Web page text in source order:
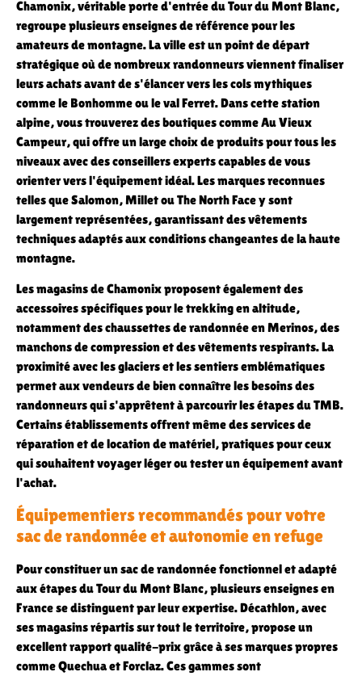
Chamonix, véritable porte d'entrée du Tour du Mont Blanc,
regroupe plusieurs enseignes de référence pour les
amateurs de montagne. La ville est un point de départ
stratégique où de nombreux randonneurs viennent finaliser
leurs achats avant de s'élancer vers les cols mythiques
comme le Bonhomme ou le val Ferret. Dans cette station
alpine, vous trouverez des boutiques comme Au Vieux
Campeur, qui offre un large choix de produits pour tous les
niveaux avec des conseillers experts capables de vous
orienter vers l'équipement idéal. Les marques reconnues
telles que Salomon, Millet ou The North Face y sont
largement représentées, garantissant des vêtements
techniques adaptés aux conditions changeantes de la haute
montagne.
Les magasins de Chamonix proposent également des
accessoires spécifiques pour le trekking en altitude,
notamment des chaussettes de randonnée en Merinos, des
manchons de compression et des vêtements respirants. La
proximité avec les glaciers et les sentiers emblématiques
permet aux vendeurs de bien connaître les besoins des
randonneurs qui s'apprêtent à parcourir les étapes du TMB.
Certains établissements offrent même des services de
réparation et de location de matériel, pratiques pour ceux
qui souhaitent voyager léger ou tester un équipement avant
l'achat.
Équipementiers recommandés pour votre
sac de randonnée et autonomie en refuge
Pour constituer un sac de randonnée fonctionnel et adapté
aux étapes du Tour du Mont Blanc, plusieurs enseignes en
France se distinguent par leur expertise. Décathlon, avec
ses magasins répartis sur tout le territoire, propose un
excellent rapport qualité-prix grâce à ses marques propres
comme Quechua et Forclaz. Ces gammes sont